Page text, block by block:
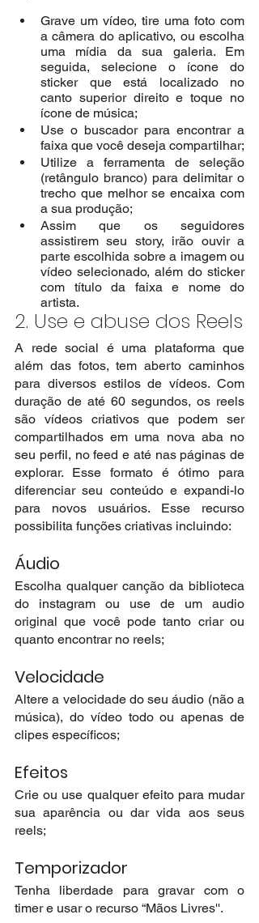
Grave um vídeo, tire uma foto com
a câmera do aplicativo, ou escolha
uma mídia da sua galeria. Em
seguida, selecione o ícone do
sticker que está localizado no
canto superior direito e toque no
ícone de música;
Use o buscador para encontrar a
faixa que você deseja compartilhar;
Utilize a ferramenta de seleção
(retângulo branco) para delimitar o
trecho que melhor se encaixa com
a sua produção;
Assim que os seguidores
assistirem seu story, irão ouvir a
parte escolhida sobre a imagem ou
vídeo selecionado, além do sticker
com título da faixa e nome do
artista.
2. Use e abuse dos Reels
A rede social é uma plataforma que
além das fotos, tem aberto caminhos
para diversos estilos de vídeos. Com
duração de até 60 segundos, os reels
são vídeos criativos que podem ser
compartilhados em uma nova aba no
seu perfil, no feed e até nas páginas de
explorar. Esse formato é ótimo para
diferenciar seu conteúdo e expandi-lo
para novos usuários. Esse recurso
possibilita funções criativas incluindo:
Áudio
Escolha qualquer canção da biblioteca
do instagram ou use de um audio
original que você pode tanto criar ou
quanto encontrar no reels;
Velocidade
Altere a velocidade do seu áudio (não a
música), do vídeo todo ou apenas de
clipes específicos;
Efeitos
Crie ou use qualquer efeito para mudar
sua aparência ou dar vida aos seus
reels;
Temporizador
Tenha liberdade para gravar com o
timer e usar o recurso “Mãos Livres''.